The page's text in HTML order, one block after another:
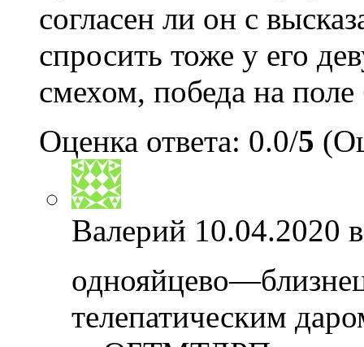
согласен ли он с
спросить тоже у его
смехом, победа на
Оценка ответа: 0.0/5
Валерий 10.04.2020
телепатическим